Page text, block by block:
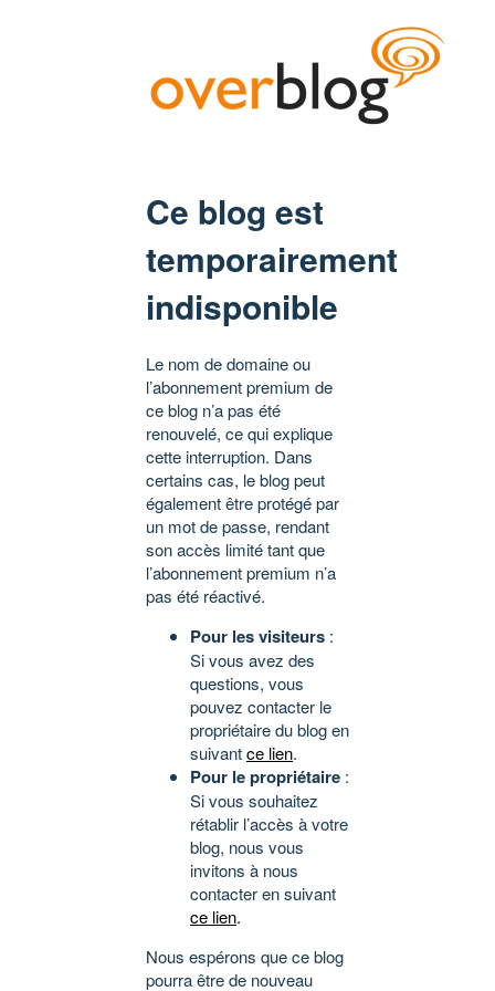
Ce blog est
temporairement
indisponible
Le nom de domaine ou
l’abonnement premium de
ce blog n’a pas été
renouvelé, ce qui explique
cette interruption. Dans
certains cas, le blog peut
également être protégé par
un mot de passe, rendant
son accès limité tant que
l’abonnement premium n’a
pas été réactivé.
Pour les visiteurs :
Si vous avez des
questions, vous
pouvez contacter le
propriétaire du blog en
suivantce lien.
Pour le propriétaire :
Si vous souhaitez
rétablir l’accès à votre
blog, nous vous
invitons à nous
contacter en suivant
ce lien.
Nous espérons que ce blog
pourra être de nouveau